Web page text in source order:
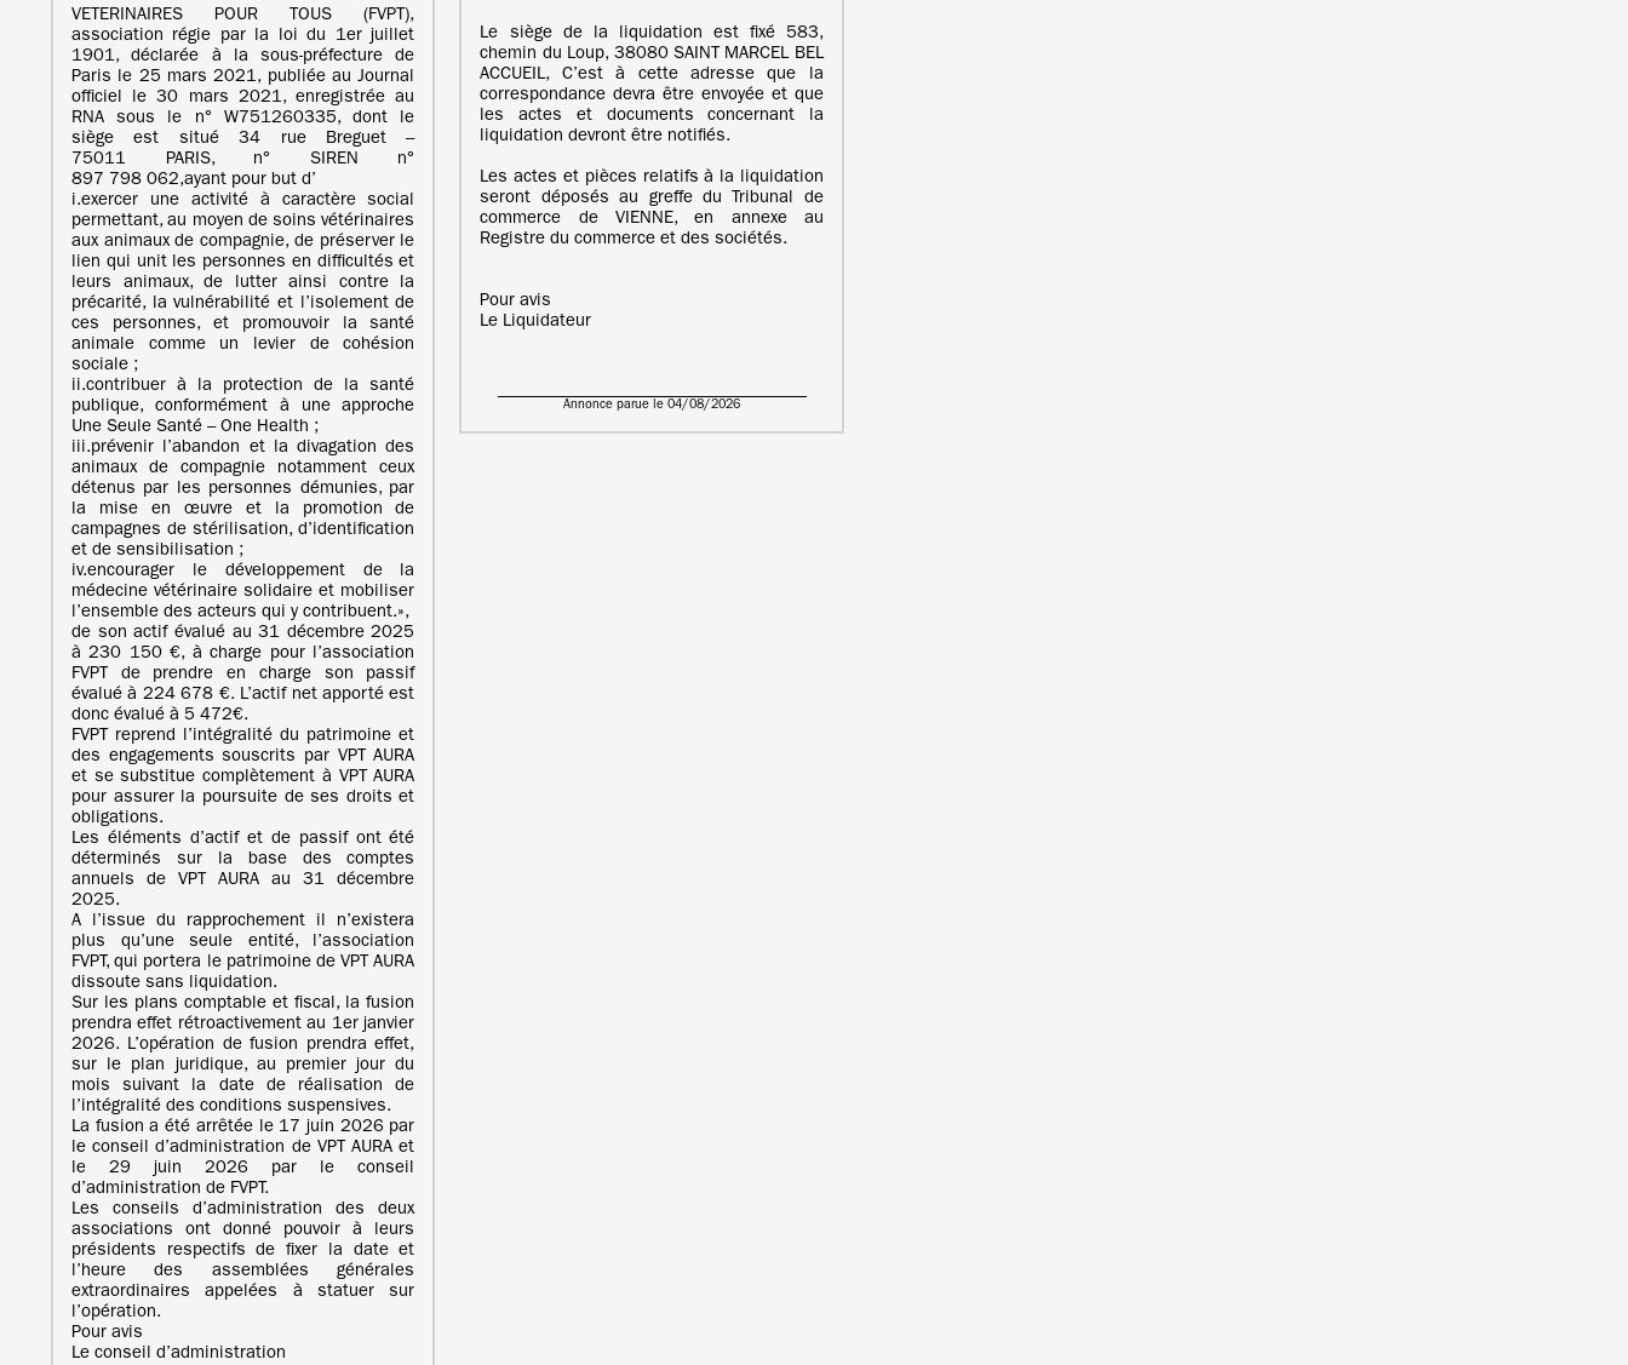
VETERINAIRES POUR TOUS (FVPT),
association régie par la loi du 1er juillet
1901, déclarée à la sous-préfecture de
Paris le 25 mars 2021, publiée au Journal
officiel le 30 mars 2021, enregistrée au
RNA sous le n° W751260335, dont le
siège est situé 34 rue Breguet –
75011 PARIS, n° SIREN n°
897 798 062,ayant pour but d’
i.exercer une activité à caractère social
permettant, au moyen de soins vétérinaires
aux animaux de compagnie, de préserver le
lien qui unit les personnes en difficultés et
leurs animaux, de lutter ainsi contre la
précarité, la vulnérabilité et l’isolement de
ces personnes, et promouvoir la santé
animale comme un levier de cohésion
sociale ;
ii.contribuer à la protection de la santé
publique, conformément à une approche
Une Seule Santé – One Health ;
iii.prévenir l’abandon et la divagation des
animaux de compagnie notamment ceux
détenus par les personnes démunies, par
la mise en œuvre et la promotion de
campagnes de stérilisation, d’identification
et de sensibilisation ;
iv.encourager le développement de la
médecine vétérinaire solidaire et mobiliser
l’ensemble des acteurs qui y contribuent.»,
de son actif évalué au 31 décembre 2025
à 230 150 €, à charge pour l’association
FVPT de prendre en charge son passif
évalué à 224 678 €. L’actif net apporté est
donc évalué à 5 472€.
FVPT reprend l’intégralité du patrimoine et
des engagements souscrits par VPT AURA
et se substitue complètement à VPT AURA
pour assurer la poursuite de ses droits et
obligations.
Les éléments d’actif et de passif ont été
déterminés sur la base des comptes
annuels de VPT AURA au 31 décembre
2025.
A l’issue du rapprochement il n’existera
plus qu’une seule entité, l’association
FVPT, qui portera le patrimoine de VPT AURA
dissoute sans liquidation.
Sur les plans comptable et fiscal, la fusion
prendra effet rétroactivement au 1er janvier
2026. L’opération de fusion prendra effet,
sur le plan juridique, au premier jour du
mois suivant la date de réalisation de
l’intégralité des conditions suspensives.
La fusion a été arrêtée le 17 juin 2026 par
le conseil d’administration de VPT AURA et
le 29 juin 2026 par le conseil
d’administration de FVPT.
Les conseils d’administration des deux
associations ont donné pouvoir à leurs
présidents respectifs de fixer la date et
l’heure des assemblées générales
extraordinaires appelées à statuer sur
l’opération.
Pour avis
Le conseil d’administration
Le siège de la liquidation est fixé 583,
chemin du Loup, 38080 SAINT MARCEL BEL
ACCUEIL, C’est à cette adresse que la
correspondance devra être envoyée et que
les actes et documents concernant la
liquidation devront être notifiés.
Les actes et pièces relatifs à la liquidation
seront déposés au greffe du Tribunal de
commerce de VIENNE, en annexe au
Registre du commerce et des sociétés.
Pour avis
Le Liquidateur
Annonce parue le 04/08/2026